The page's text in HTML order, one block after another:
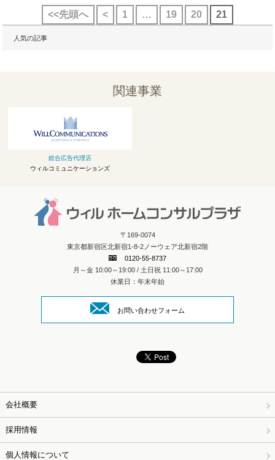
<<先頭へ < 1 … 19 20 21
人気の記事
関連事業
総合広告代理店
ウィルコミュニケーションズ
〒169-0074
東京都新宿区北新宿1-8-2ノーウェア北新宿2階
0120-55-8737
月～金 10:00～19:00 / 土日祝 11:00～17:00
休業日：年末年始
お問い合わせフォーム
会社概要
採用情報
個人情報について